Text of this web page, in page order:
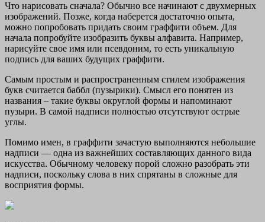
Что нарисовать сначала? Обычно все начинают с двухмерных
изображений. Позже, когда наберется достаточно опыта,
можно попробовать придать своим граффити объем. Для
начала попробуйте изобразить буквы алфавита. Например,
нарисуйте свое имя или псевдоним, то есть уникальную
подпись для ваших будущих граффити.
Самым простым и распространенным стилем изображения
букв считается баббл (пузырики). Смысл его понятен из
названия – такие буквы округлой формы и напоминают
пузыри. В самой надписи полностью отсутствуют острые
углы.
Помимо имен, в граффити зачастую выполняются небольшие
надписи — одна из важнейших составляющих данного вида
искусства. Обычному человеку порой сложно разобрать эти
надписи, поскольку слова в них спрятаны в сложные для
восприятия формы.